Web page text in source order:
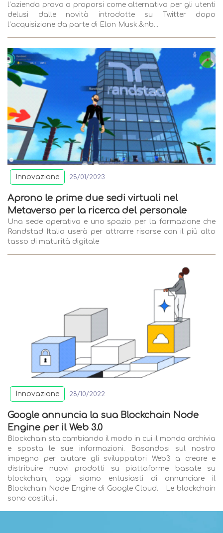
l’azienda prova a proporsi come alternativa per gli utenti
delusi dalle novità introdotte su Twitter dopo
l’acquisizione da parte di Elon Musk.&nb...
Innovazione 25/01/2023
Aprono le prime due sedi virtuali nel
Metaverso per la ricerca del personale
Una sede operativa e uno spazio per la formazione che
Randstad Italia userà per attrarre risorse con il più alto
tasso di maturità digitale
Innovazione 28/10/2022
Google annuncia la sua Blockchain Node
Engine per il Web 3.0
Blockchain sta cambiando il modo in cui il mondo archivia
e sposta le sue informazioni. Basandosi sul nostro
impegno per aiutare gli sviluppatori Web3 a creare e
distribuire nuovi prodotti su piattaforme basate su
blockchain, oggi siamo entusiasti di annunciare il
Blockchain Node Engine di Google Cloud. Le blockchain
sono costitui...